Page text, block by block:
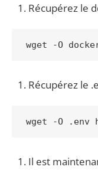
Récupérez le
wget -O
Récupérez le
wget -O .env
Il est